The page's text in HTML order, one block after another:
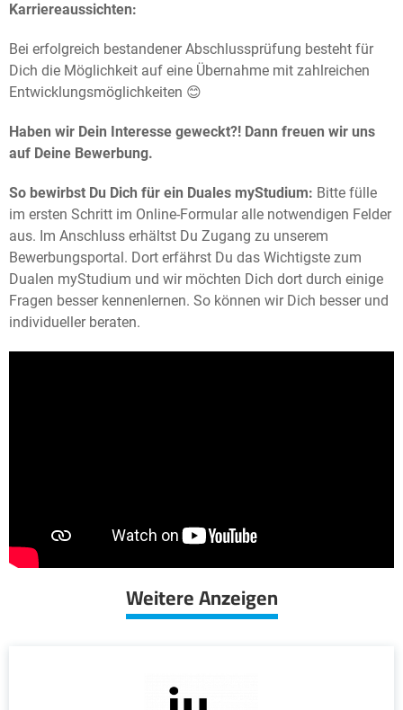
Karriereaussichten:
Bei erfolgreich bestandener Abschlussprüfung besteht für
Dich die Möglichkeit auf eine Übernahme mit zahlreichen
Entwicklungsmöglichkeiten 😊
Haben wir Dein Interesse geweckt?! Dann freuen wir uns
auf Deine Bewerbung.
So bewirbst Du Dich für ein Duales myStudium: Bitte fülle
im ersten Schritt im Online-Formular alle notwendigen Felder
aus. Im Anschluss erhältst Du Zugang zu unserem
Bewerbungsportal. Dort erfährst Du das Wichtigste zum
Dualen myStudium und wir möchten Dich dort durch einige
Fragen besser kennenlernen. So können wir Dich besser und
individueller beraten.
Weitere Anzeigen